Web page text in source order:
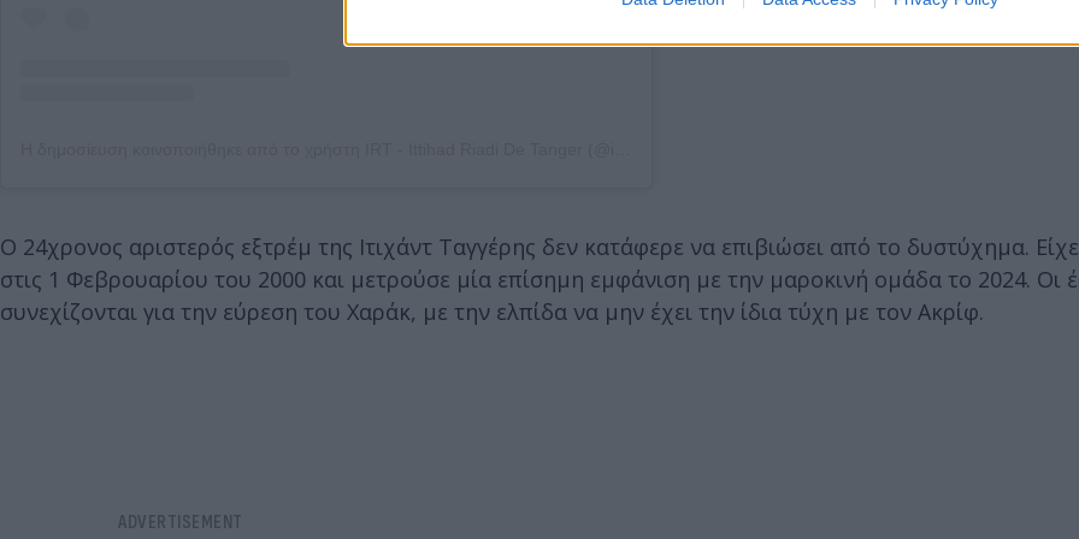
Ο 24χρονος αριστερός εξτρέμ της Ιτιχάντ Ταγγέρης δεν κατάφερε να επιβιώσει από το δυστύχημα.
στις 1 Φεβρουαρίου του 2000 και μετρούσε μία επίσημη εμφάνιση με την μαροκινή ομάδα το 2024. Οι
συνεχίζονται για την εύρεση του Χαράκ, με την ελπίδα να μην έχει την ίδια τύχη με τον Ακρίφ.